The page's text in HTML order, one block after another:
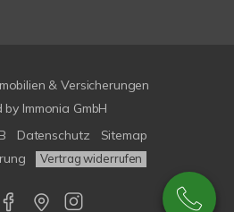
& Versicherungen
Immonia GmbH
Datenschutz
Sitemap
Vertrag widerrufen